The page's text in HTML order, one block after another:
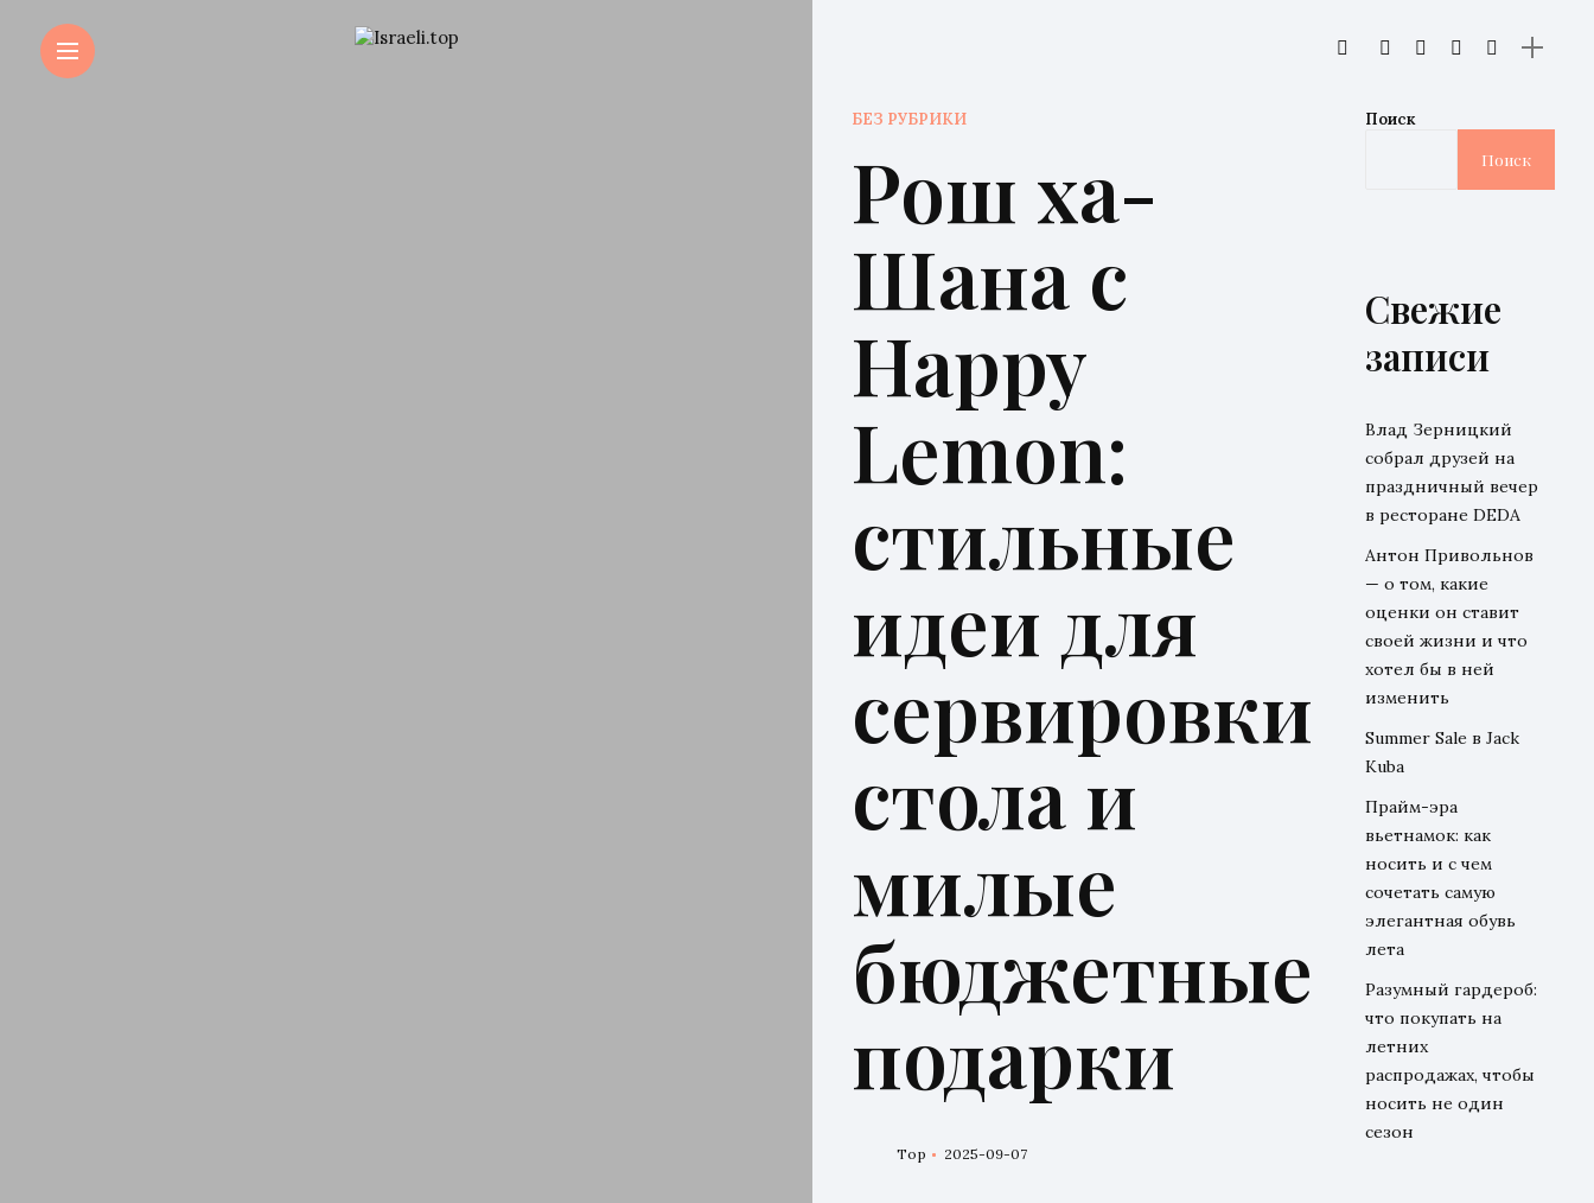
БЕЗ РУБРИКИ
Рош ха-
Шана с
Happy
Lemon:
стильные
идеи для
сервировки
стола и
милые
бюджетные
подарки
Top 2025-09-07
Поиск
Поиск
Свежие
записи
Влад Зерницкий
собрал друзей на
праздничный вечер
в ресторане DEDA
Антон Привольнов
— о том, какие
оценки он ставит
своей жизни и что
хотел бы в ней
изменить
Summer Sale в Jack
Kuba
Прайм-эра
вьетнамок: как
носить и с чем
сочетать самую
элегантная обувь
лета
Разумный гардероб:
что покупать на
летних
распродажах, чтобы
носить не один
сезон